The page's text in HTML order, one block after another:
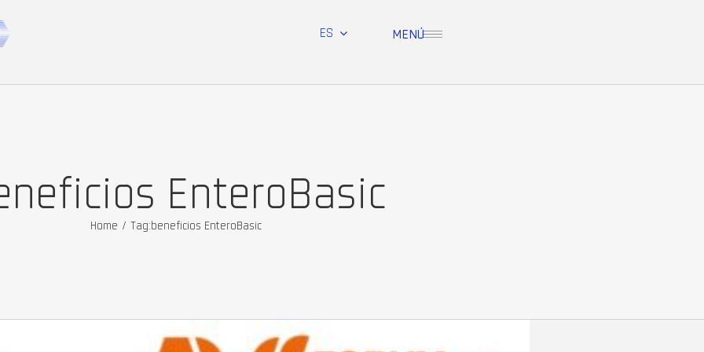
ES MENÚ
EnteroBasic
Home / Tag:beneficios EnteroBasic